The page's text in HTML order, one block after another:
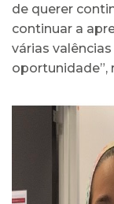
de querer
continuar a
várias
oportunidade”,